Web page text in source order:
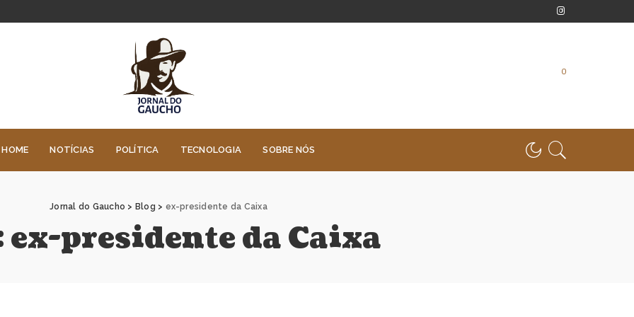
0
HOME NOTÍCIAS POLÍTICA TECNOLOGIA SOBRE NÓS
Jornal do Gaucho > Blog > ex-presidente da Caixa
ex-presidente da Caixa